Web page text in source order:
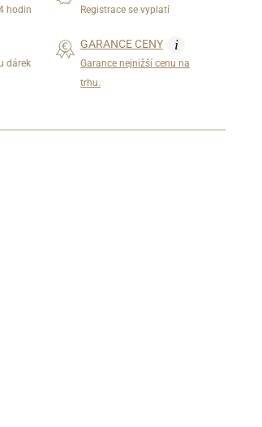
hodin Registrace se vyplatí
dárek
GARANCE CENY i
Garance nejnižší cenu na
trhu.